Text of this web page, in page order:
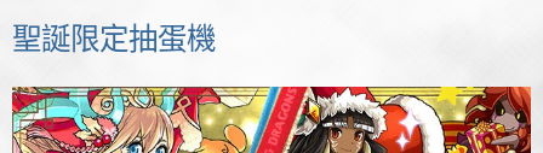
聖誕限定抽蛋機